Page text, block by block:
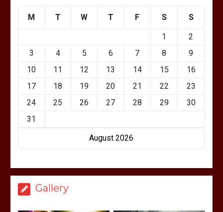
August 2026
M T W T F S S
1
2
3
4 5 6 7 8
9
10
11 12 13 14 15
16
17
18 19 20 21 22
23
24
25 26 27 28 29
30
31
Gallery